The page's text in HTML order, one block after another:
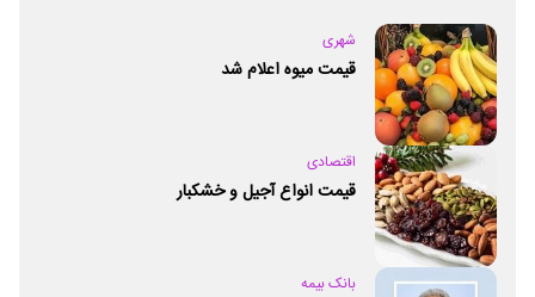
شهری
قیمت میوه اعلام شد
اقتصادی
قیمت انواع آجیل و خشکبار
بانک بیمه